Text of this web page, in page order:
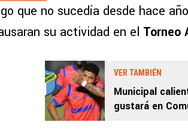
que no sucedía desde hace
su actividad en el Torneo
VER TAMBIÉN
Municipal
gustará en